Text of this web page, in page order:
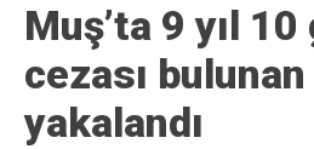
Muş’ta 9 yıl
cezası
yakalandı